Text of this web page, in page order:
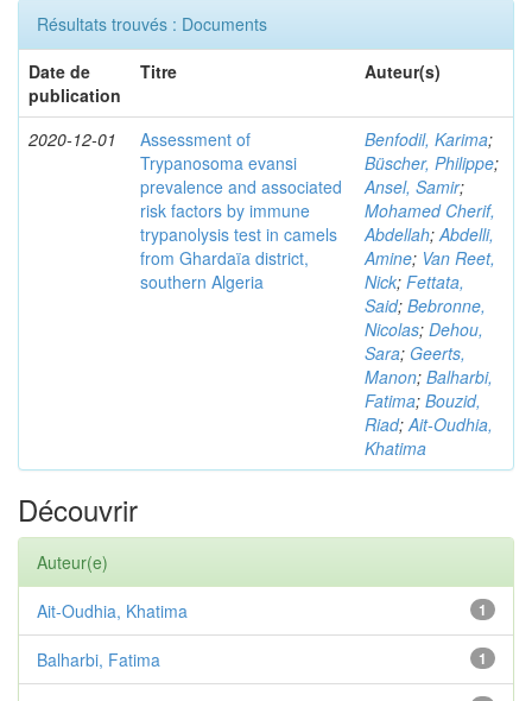
Résultats trouvés : Documents
Date de
publication
Titre Auteur(s)
2020-12-01
Assessment of
Trypanosoma evansi
prevalence and associated
risk factors by immune
trypanolysis test in camels
from Ghardaïa district,
southern Algeria
Benfodil, Karima;
Büscher, Philippe;
Ansel, Samir;
Mohamed Cherif,
Abdellah;Abdelli,
Amine; Van Reet,
Nick; Fettata,
Said; Bebronne,
Nicolas; Dehou,
Sara; Geerts,
Manon; Balharbi,
Fatima; Bouzid,
Riad;Ait-Oudhia,
Khatima
Découvrir
Auteur(e)
1
Ait-Oudhia, Khatima
1
Balharbi, Fatima